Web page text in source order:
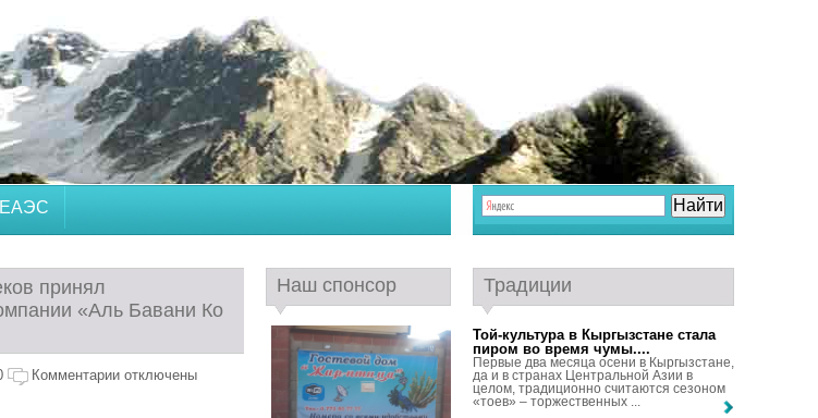
ЕАЭС
принял
«Аль Бавани Ко
Комментарии отключены
Наш спонсор Традиции
Той-культура в Кыргызстане стала
пиром во время чумы....
Первые два месяца осени в Кыргызстане,
да и в странах Центральной Азии в
целом, традиционно считаются сезоном
«тоев» – торжественных ...